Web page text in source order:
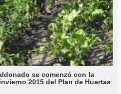
se comenzó con la
2015 del Plan de Huertas